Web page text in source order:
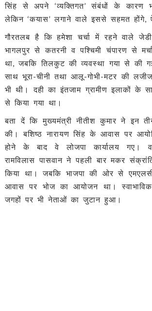
सिंह से अपने ‘व्यक्तिगत’ संबंधों के कारण
लेकिन ‘कयास’ लगाने वाले इससे सहमत होंगे,
गौरतलब है कि हमेशा चर्चा में रहने वाले
भागलपुर से कतरनी व पश्चिमी चंपारण से
था, जबकि तिलकुट की व्यवस्था गया से की
साथ भूरा-चीनी तथा आलू-गोभी-मटर की
भी थी। दही का इंतजाम ग्रामीण इलाकों के
से किया गया था।
बता दें कि मुख्यमंत्री नीतीश कुमार ने इन
की। बशिष्ठ नारायण सिंह के आवास पर
होने के बाद वे लोजपा कार्यालय गए।
रामविलास पासवान ने पहली बार मकर
किया था। जबकि भाजपा की ओर से
आवास पर भोज का आयोजन था।
जगहों पर भी नेताओं का जुटान हुआ।